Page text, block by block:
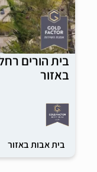
בית הורים
באזור
בית אבות באזור